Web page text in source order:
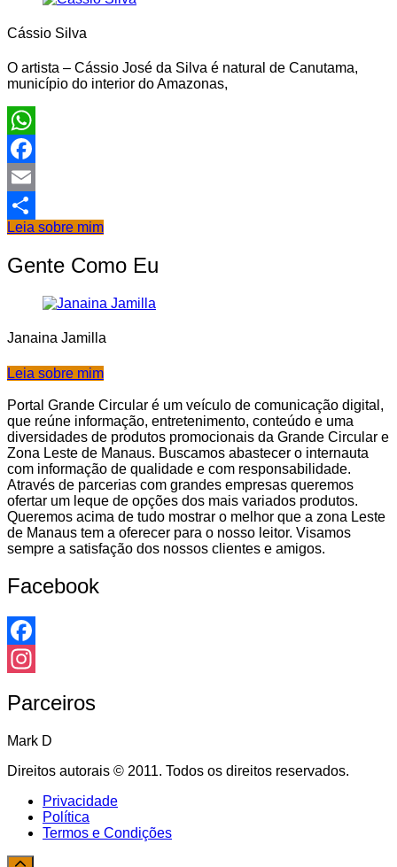
Cássio Silva
O artista – Cássio José da Silva é natural de Canutama,
município do interior do Amazonas,
WhatsApp
Facebook
Email
Share
Leia sobre mim
Gente Como Eu
Janaina Jamilla
Leia sobre mim
Portal Grande Circular é um veículo de comunicação digital,
que reúne informação, entretenimento, conteúdo e uma
diversidades de produtos promocionais da Grande Circular e
Zona Leste de Manaus. Buscamos abastecer o internauta
com informação de qualidade e com responsabilidade.
Através de parcerias com grandes empresas queremos
ofertar um leque de opções dos mais variados produtos.
Queremos acima de tudo mostrar o melhor que a zona Leste
de Manaus tem a oferecer para o nosso leitor. Visamos
sempre a satisfação dos nossos clientes e amigos.
Facebook
Facebook
Parceiros
Mark D
Direitos autorais © 2011. Todos os direitos reservados.
Privacidade
Política
Termos e Condições